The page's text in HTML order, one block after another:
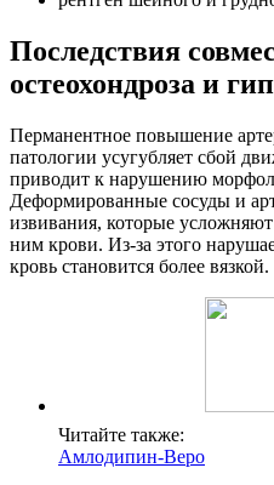
Последствия
остеохондроза и
Перманентное повышение
патологии усугубляет сбой
приводит к нарушению
Деформированные сосуды и
извивания, которые
ним крови. Из-за этого
кровь становится более вязкой.
Читайте также:
Амлодипин-Веро